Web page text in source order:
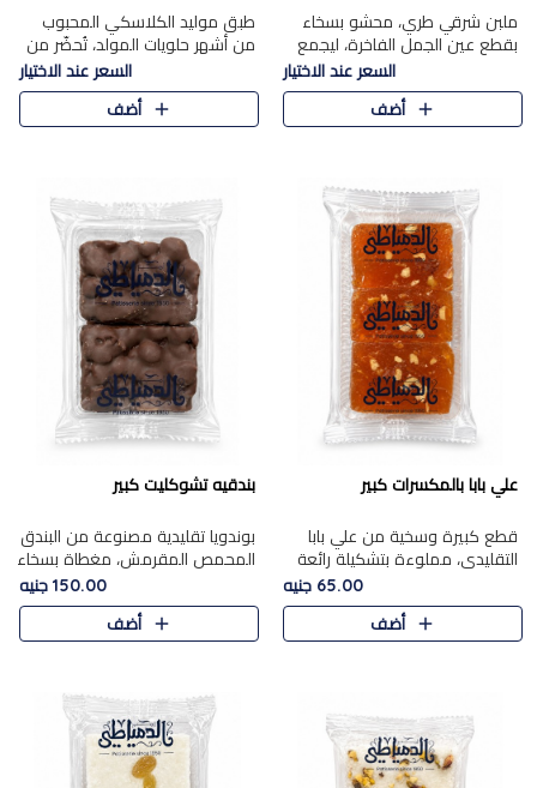
ملبن شرقي طري، محشو بسخاء
بقطع عين الجمل الفاخرة، ليجمع
بين القوام الناعم وقرمشة الجوز
في مذاق شرقي أصيل.
السعر عند الاختيار
أضف
طبق موليد الكلاسكي المحبوب
من أشهر حلويات المولد، تُحضّر من
فول سوداني محمص بعناية
ومغلف بطبقة رقيقة من السكر
المكرمل، لتمنحك قرمشة أصيلة
السعر عند الاختيار
أضف
علي بابا بالمكسرات كبير
قطع كبيرة وسخية من علي بابا
التقليدي، مملوءة بتشكيلة رائعة
من المكسرات المحمصة المحمرة.
65.00 جنيه
أضف
بندقيه تشوكليت كبير
بوندويا تقليدية مصنوعة من البندق
المحمص المقرمش، مغطاة بسخاء
بشوكولاتة فاخرة غنية لتحقيق
التوازن المثالي بين قوام القرمشة
ونكهة الشوكولاتة ا..
150.00 جنيه
أضف